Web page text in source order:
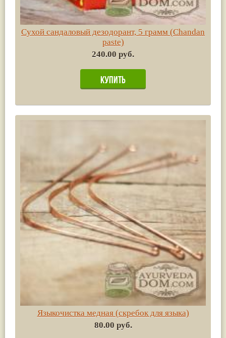
Сухой сандаловый дезодорант, 5 грамм (Chandan
paste)
240.00 руб.
Языкочистка медная (скребок для языка)
80.00 руб.